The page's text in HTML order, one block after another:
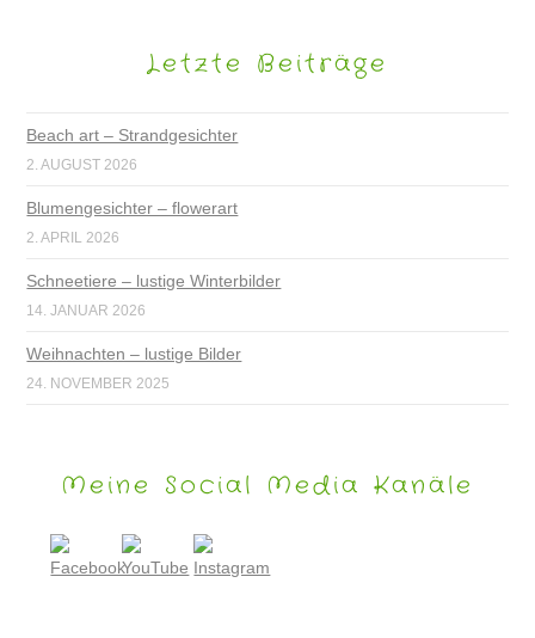
Letzte Beiträge
Beach art – Strandgesichter
2. AUGUST 2026
Blumengesichter – flowerart
2. APRIL 2026
Schneetiere – lustige Winterbilder
14. JANUAR 2026
Weihnachten – lustige Bilder
24. NOVEMBER 2025
Meine Social Media Kanäle